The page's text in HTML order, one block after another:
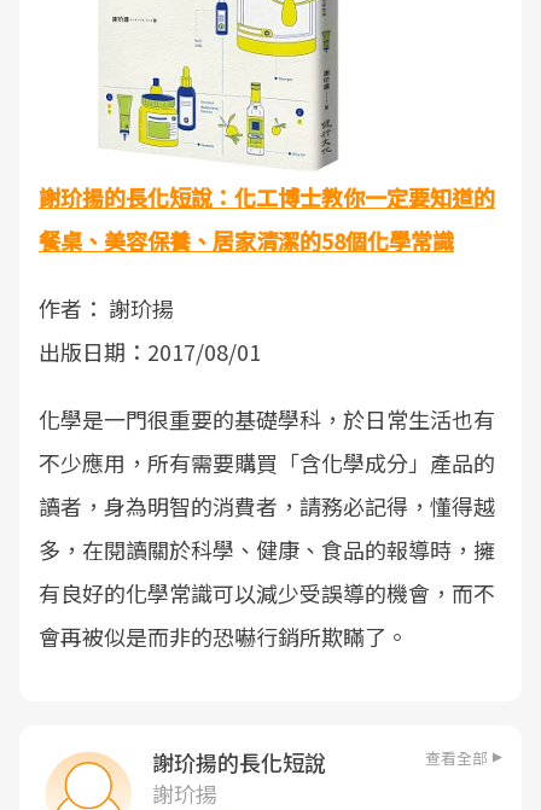
謝玠揚的長化短說：化工博士教你一定要知道的
餐桌、美容保養、居家清潔的58個化學常識
作者： 謝玠揚
出版日期：2017/08/01
化學是一門很重要的基礎學科，於日常生活也有
不少應用，所有需要購買「含化學成分」產品的
讀者，身為明智的消費者，請務必記得，懂得越
多，在閱讀關於科學、健康、食品的報導時，擁
有良好的化學常識可以減少受誤導的機會，而不
會再被似是而非的恐嚇行銷所欺瞞了。
謝玠揚的長化短說 查看全部
謝玠揚